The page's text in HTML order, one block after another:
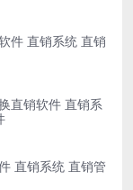
件 直销系统 直销
直销软件 直销系
直销系统 直销管